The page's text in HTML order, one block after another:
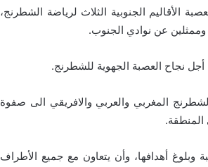
لعصبة الأقاليم الجنوبية الثلاث لرياضة الشطرنج،
وممثلين عن نوادي الجنوب.
نجاح العصبة الجهوية للشطرنج.
المغربي والعربي والافريقي الى صفوة
المنطقة.
أهدافها، وأن يتعاون مع جميع الأطراف